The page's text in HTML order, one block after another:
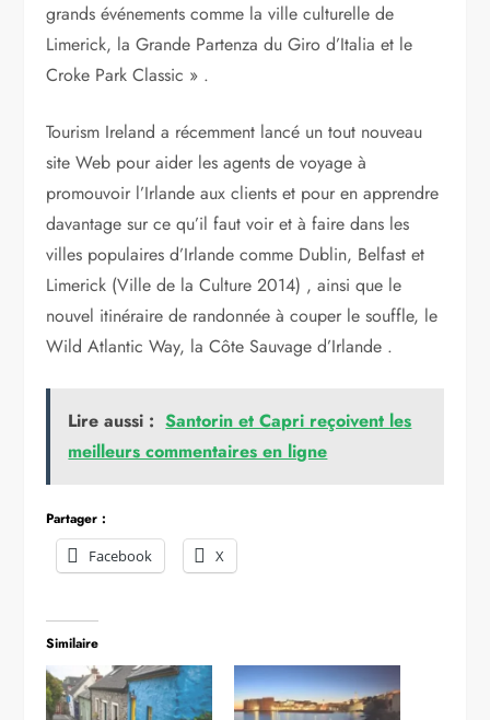
grands événements comme la ville culturelle de
Limerick, la Grande Partenza du Giro d’Italia et le
Croke Park Classic » .
Tourism Ireland a récemment lancé un tout nouveau
site Web pour aider les agents de voyage à
promouvoir l’Irlande aux clients et pour en apprendre
davantage sur ce qu’il faut voir et à faire dans les
villes populaires d’Irlande comme Dublin, Belfast et
Limerick (Ville de la Culture 2014) , ainsi que le
nouvel itinéraire de randonnée à couper le souffle, le
Wild Atlantic Way, la Côte Sauvage d’Irlande .
Lire aussi : Santorin et Capri reçoivent les
meilleurs commentaires en ligne
Partager :
Facebook
X
Similaire